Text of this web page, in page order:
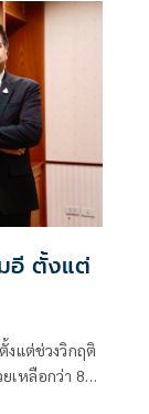
อี ตั้งแต่
งแต่ช่วงวิกฤติ
เหลือกว่า 82